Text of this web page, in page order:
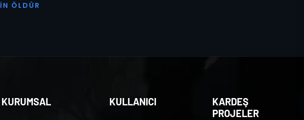
I N Ö L D Ü R
KURUMSAL KULLANICI
KARDEŞ
PROJELER